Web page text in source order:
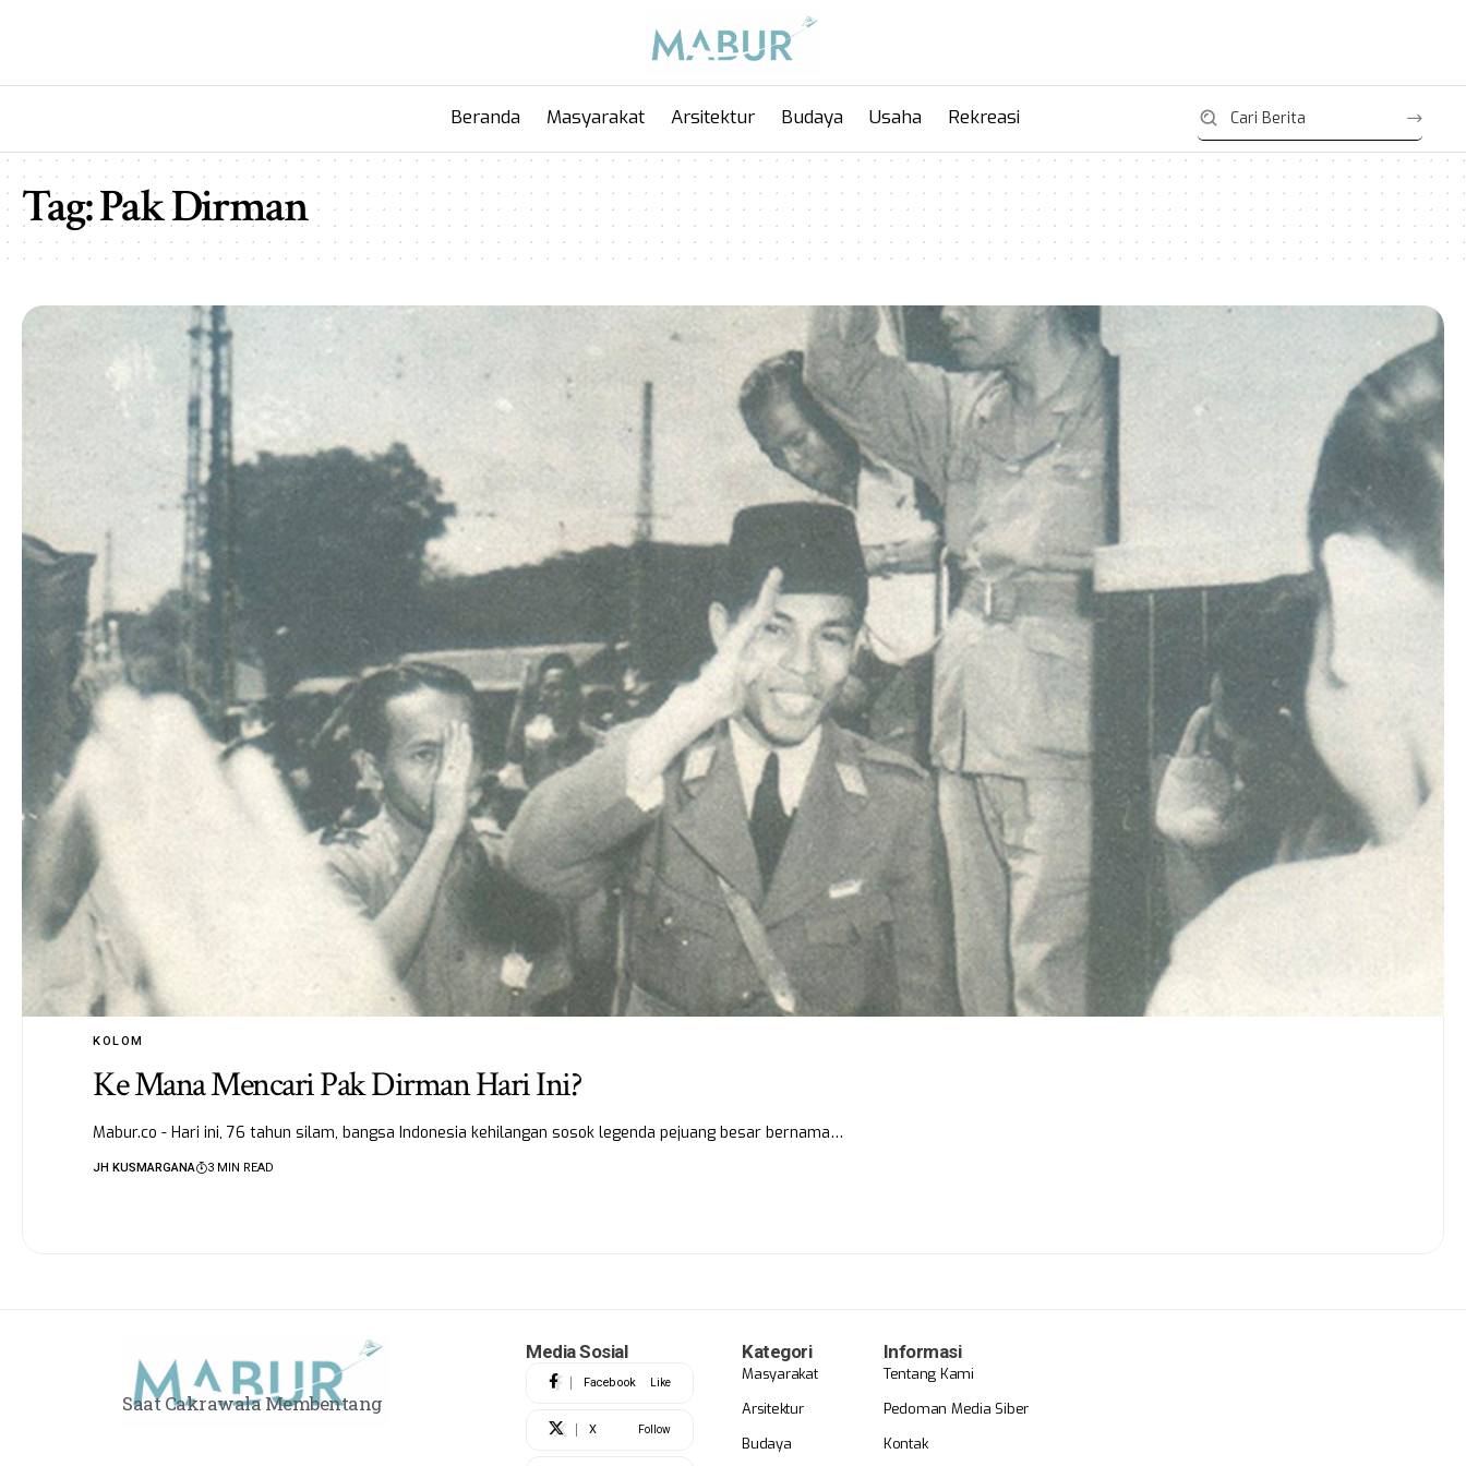
Beranda Masyarakat Arsitektur Budaya Usaha Rekreasi
Tag:Pak Dirman
KOLOM
Ke Mana Mencari Pak Dirman Hari Ini?
Mabur.co - Hari ini, 76 tahun silam, bangsa Indonesia kehilangan sosok legenda pejuang besar bernama…
JH KUSMARGANA 3 MIN READ
Saat Cakrawala Membentang
Media Sosial
Facebook Like
X Follow
Kategori
Masyarakat
Arsitektur
Budaya
Informasi
Tentang Kami
Pedoman Media Siber
Kontak